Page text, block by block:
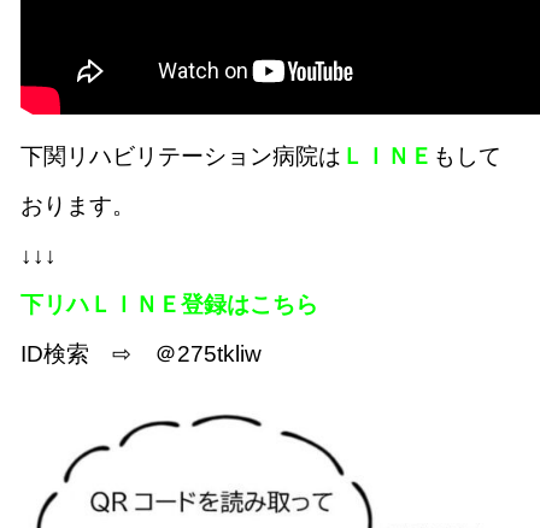
下関リハビリテーション病院は ＬＩＮＥ もして
おります。
↓↓↓
下リハＬＩＮＥ登録はこちら
ID検索 ⇨ ＠275tkliw